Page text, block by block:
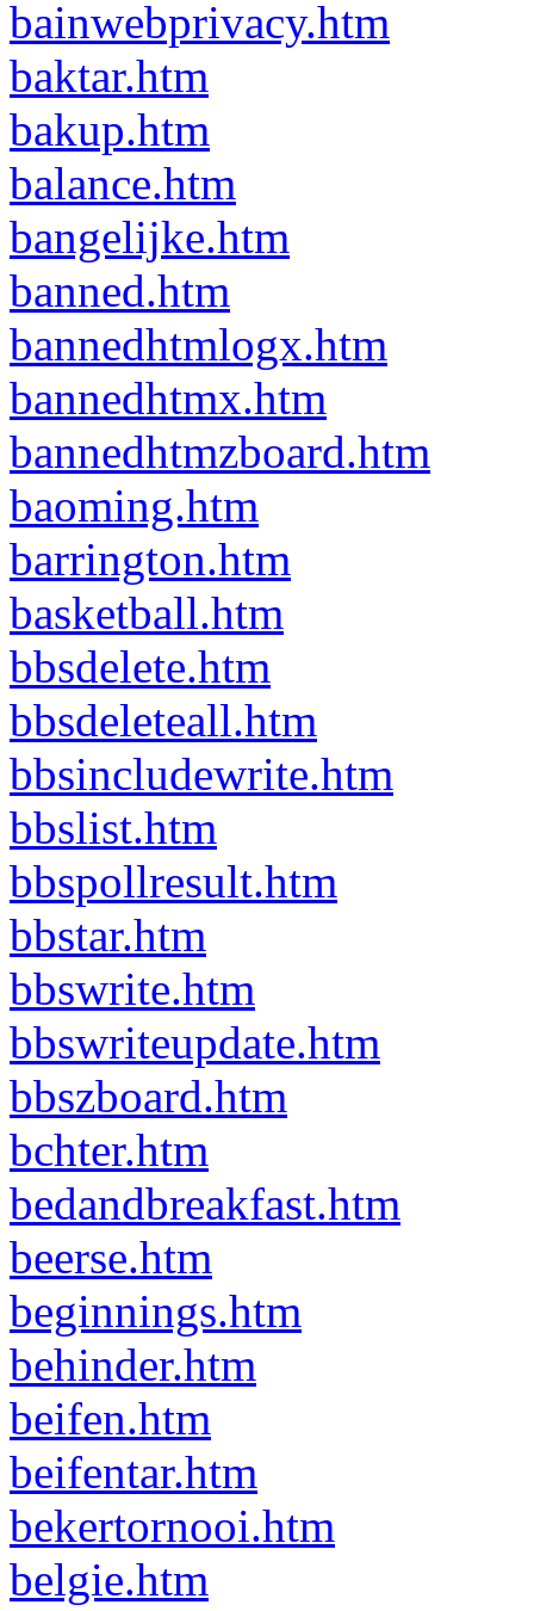
bainwebprivacy.htm
baktar.htm
bakup.htm
balance.htm
bangelijke.htm
banned.htm
bannedhtmlogx.htm
bannedhtmx.htm
bannedhtmzboard.htm
baoming.htm
barrington.htm
basketball.htm
bbsdelete.htm
bbsdeleteall.htm
bbsincludewrite.htm
bbslist.htm
bbspollresult.htm
bbstar.htm
bbswrite.htm
bbswriteupdate.htm
bbszboard.htm
bchter.htm
bedandbreakfast.htm
beerse.htm
beginnings.htm
behinder.htm
beifen.htm
beifentar.htm
bekertornooi.htm
belgie.htm